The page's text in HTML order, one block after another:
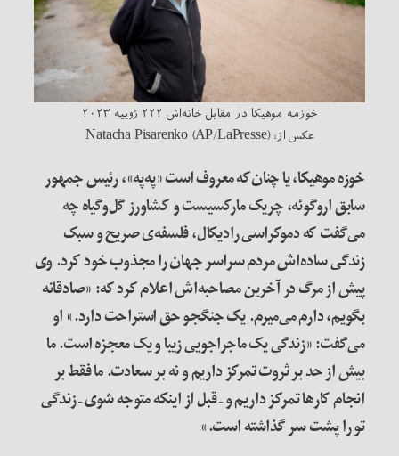
خوزمه موهیکا در مقابل خانه‌اش ۲۲۲ ژوییه ۲۰۲۳
عکس از: Natacha Pisarenko (AP/LaPresse)
خوزه موهیکا، یا چنان‌که معروف است «په‌په»، رئیس جمهور
سابق اروگوئه، چریک مارکسیست و کشاورز گل‌وگیاه چه
می‌گفت که دموکراسی رادیکال، فلسفه‌ی صریح و سبک
زندگی ساده‌اش مردم سراسر جهان را مجذوب خود کرد. وی
پیش از مرگ در آخرین مصاحبه‌اش اعلام کرد که: «صادقانه
بگویم، دارم می‌میرم. یک جنگجو حق استراحت دارد.» او
می‌گفت: «زندگی یک ماجراجویی زیبا و یک معجزه است. ما
بیش از حد بر ثروت تمرکز داریم و نه بر سعادت. ما فقط بر
انجام کارها تمرکز داریم و – قبل از اینکه متوجه شوی – زندگی
تو را پشت سر گذاشتهاست.»